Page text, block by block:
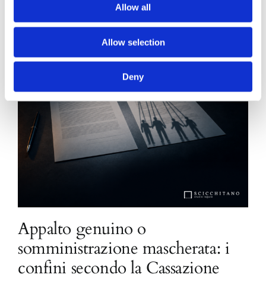
Allow all
Allow selection
Deny
Appalto genuino o
somministrazione mascherata: i
confini secondo la Cassazione